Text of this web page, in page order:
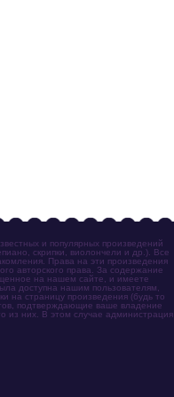
и популярных произведений
скрипки, виолончели и др.). Все
Права на эти произведения
авторского права. За содержание
на нашем сайте, и имеете
доступна нашим пользователям,
на страницу произведения (будь то
подтверждающие ваше владение
из них. В этом случае администрация